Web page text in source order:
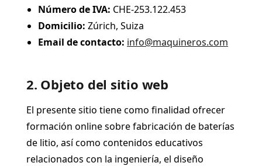
Número de IVA: CHE-253.122.453
Domicilio: Zúrich, Suiza
Email de contacto: info@maquineros.com
2. Objeto del sitio web
El presente sitio tiene como finalidad ofrecer
formación online sobre fabricación de baterías
de litio, así como contenidos educativos
relacionados con la ingeniería, el diseño